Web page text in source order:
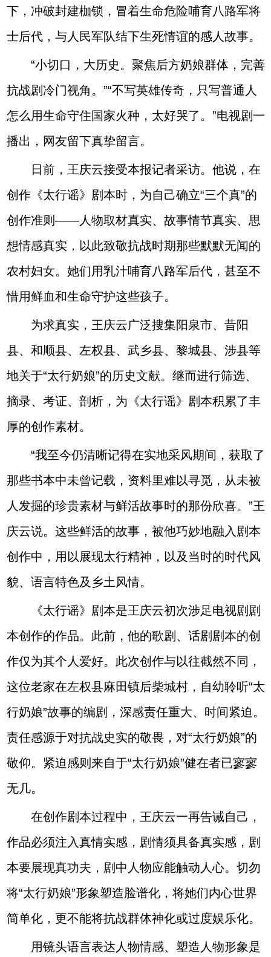
下，冲破封建枷锁，冒着生命危险哺育八路军将
士后代，与人民军队结下生死情谊的感人故事。
“小切口，大历史。聚焦后方奶娘群体，完善
抗战剧冷门视角。”“不写英雄传奇，只写普通人
怎么用生命守住国家火种，太好哭了。”电视剧一
播出，网友留下真挚留言。
日前，王庆云接受本报记者采访。他说，在
创作《太行谣》剧本时，为自己确立“三个真”的
创作准则——人物取材真实、故事情节真实、思
想情感真实，以此致敬抗战时期那些默默无闻的
农村妇女。她们用乳汁哺育八路军后代，甚至不
惜用鲜血和生命守护这些孩子。
为求真实，王庆云广泛搜集阳泉市、昔阳
县、和顺县、左权县、武乡县、黎城县、涉县等
地关于“太行奶娘”的历史文献。继而进行筛选、
摘录、考证、剖析，为《太行谣》剧本积累了丰
厚的创作素材。
“我至今仍清晰记得在实地采风期间，获取了
那些书本中未曾记载，资料里难以寻觅，从未被
人发掘的珍贵素材与鲜活故事时的那份欣喜。”王
庆云说。这些鲜活的故事，被他巧妙地融入剧本
创作中，用以展现太行精神，以及当时的时代风
貌、语言特色及乡土风情。
《太行谣》剧本是王庆云初次涉足电视剧剧
本创作的作品。此前，他的歌剧、话剧剧本的创
作仅为其个人爱好。此次创作与以往截然不同，
这位老家在左权县麻田镇后柴城村，自幼聆听“太
行奶娘”故事的编剧，深感责任重大、时间紧迫。
责任感源于对抗战史实的敬畏，对“太行奶娘”的
敬仰。紧迫感则来自于“太行奶娘”健在者已寥寥
无几。
在创作剧本过程中，王庆云一再告诫自己，
作品必须注入真情实感，剧情须具备真实感，剧
本要展现真功夫，剧中人物应能触动人心。切勿
将“太行奶娘”形象塑造脸谱化，将她们内心世界
简单化，更不能将抗战群体神化或过度娱乐化。
用镜头语言表达人物情感、塑造人物形象是